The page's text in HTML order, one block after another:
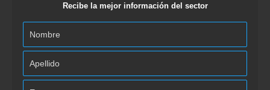
Recibe la mejor información del sector